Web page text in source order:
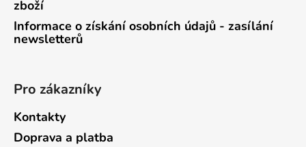
zboží
Informace o získání osobních údajů - zasílání
newsletterů
Pro zákazníky
Kontakty
Doprava a platba